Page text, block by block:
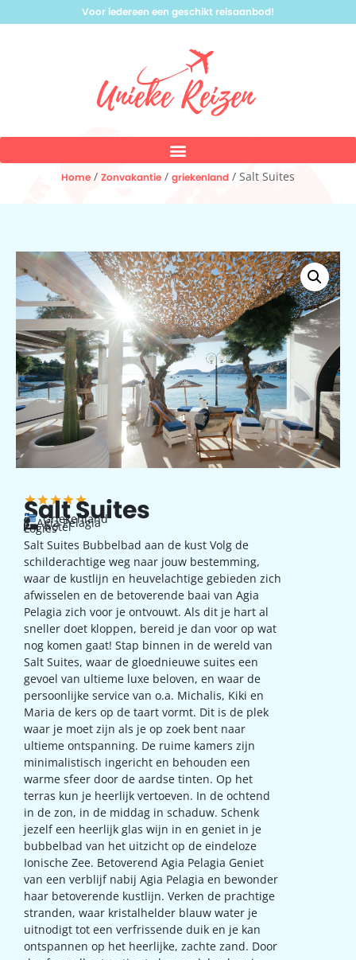
Voor iedereen een geschikt reisaanbod!
Home / Zonvakantie / griekenland / Salt Suites
Salt Suites
Griekenland
Agia Pelagia
hotel
Logies
Salt Suites Bubbelbad aan de kust Volg de
schilderachtige weg naar jouw bestemming,
waar de kustlijn en heuvelachtige gebieden zich
afwisselen en de betoverende baai van Agia
Pelagia zich voor je ontvouwt. Als dit je hart al
sneller doet kloppen, bereid je dan voor op wat
nog komen gaat! Stap binnen in de wereld van
Salt Suites, waar de gloednieuwe suites een
gevoel van ultieme luxe beloven, en waar de
persoonlijke service van o.a. Michalis, Kiki en
Maria de kers op de taart vormt. Dit is de plek
waar je moet zijn als je op zoek bent naar
ultieme ontspanning. De ruime kamers zijn
minimalistisch ingericht en behouden een
warme sfeer door de aardse tinten. Op het
terras kun je heerlijk vertoeven. In de ochtend
in de zon, in de middag in schaduw. Schenk
jezelf een heerlijk glas wijn in en geniet in je
bubbelbad van het uitzicht op de eindeloze
Ionische Zee. Betoverend Agia Pelagia Geniet
van een verblijf nabij Agia Pelagia en bewonder
haar betoverende kustlijn. Verken de prachtige
stranden, waar kristalhelder blauw water je
uitnodigt tot een verfrissende duik en je kan
ontspannen op het heerlijke, zachte zand. Door